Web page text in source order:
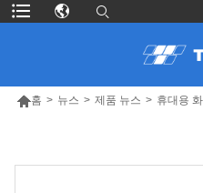
홈 > 뉴스 > 제품 뉴스 > 휴대용